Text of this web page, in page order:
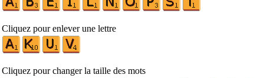
Cliquez pour enlever une lettre
Cliquez pour changer la taille des mots